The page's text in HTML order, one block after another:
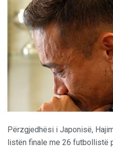
Përzgjedhësi i Japonisë,
listën finale me 26 futbollistë